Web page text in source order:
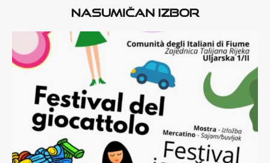
Nasumičan izbor